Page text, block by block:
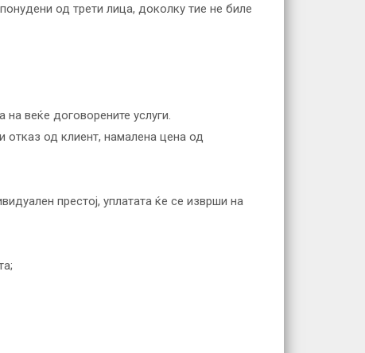
од трети лица, доколку тие не биле
веќе договорените услуги.
отказ од клиент, намалена цена од
престој, уплатата ќе се изврши на